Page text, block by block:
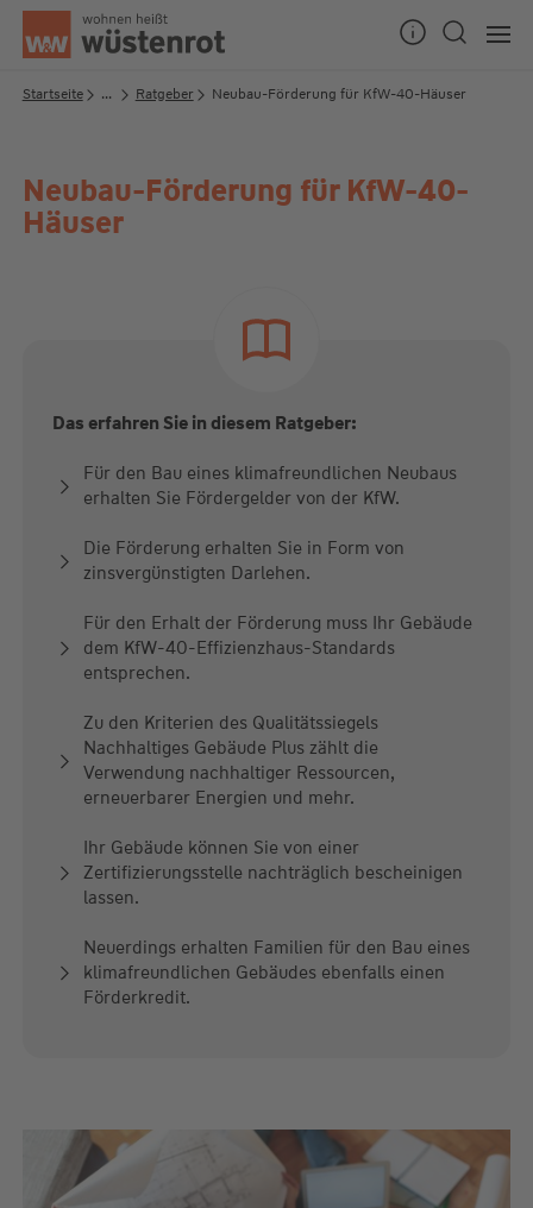
Seitenanfang
Startseite ... Ratgeber Neubau-Förderung für KfW-40-Häuser
Neubau-Förderung für KfW-40-
Häuser
Das erfahren Sie in diesem Ratgeber:
Für den Bau eines klimafreundlichen Neubaus
erhalten Sie Fördergelder von der KfW.
Die Förderung erhalten Sie in Form von
zinsvergünstigten Darlehen.
Für den Erhalt der Förderung muss Ihr Gebäude
dem KfW-40-Effizienzhaus-Standards
entsprechen.
Zu den Kriterien des Qualitätssiegels
Nachhaltiges Gebäude Plus zählt die
Verwendung nachhaltiger Ressourcen,
erneuerbarer Energien und mehr.
Ihr Gebäude können Sie von einer
Zertifizierungsstelle nachträglich bescheinigen
lassen.
Neuerdings erhalten Familien für den Bau eines
klimafreundlichen Gebäudes ebenfalls einen
Förderkredit.
Unsere Chatzeiten:
Mo bis Do: 9:00 Uhr - 19:00 Uhr